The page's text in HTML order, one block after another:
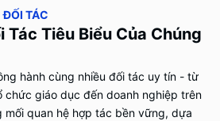
ĐỐI TÁC
Tiêu Biểu Của Chúng
hành cùng nhiều đối tác uy tín - từ
chức giáo dục đến doanh nghiệp trên
quan hệ hợp tác bền vững, dựa